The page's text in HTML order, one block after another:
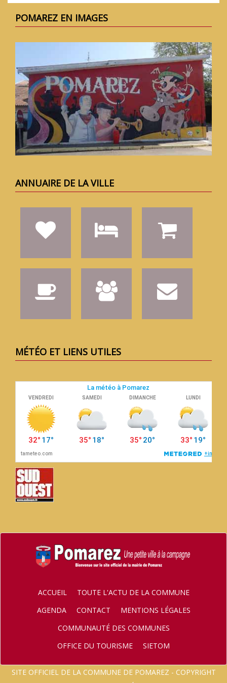
POMAREZ EN IMAGES
ANNUAIRE DE LA VILLE
MÉTÉO ET LIENS UTILES
ACCUEIL
TOUTE L'ACTU DE LA COMMUNE
AGENDA
CONTACT
MENTIONS LÉGALES
COMMUNAUTÉ DES COMMUNES
OFFICE DU TOURISME
SIETOM
SITE OFFICIEL DE LA COMMUNE DE POMAREZ - COPYRIGHT